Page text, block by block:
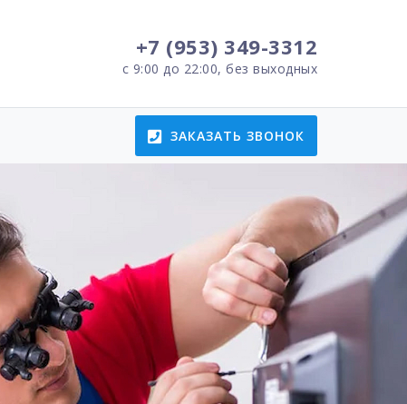
+7 (953) 349-3312
с 9:00 до 22:00, без выходных
ЗАКАЗАТЬ ЗВОНОК